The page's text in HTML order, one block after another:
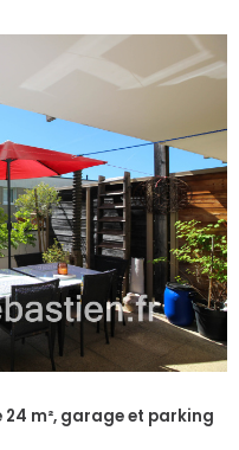
m², garage et parking